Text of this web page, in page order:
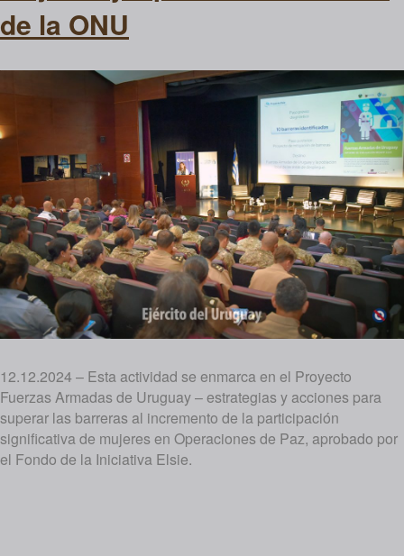
de la ONU
12.12.2024 – Esta actividad se enmarca en el Proyecto
Fuerzas Armadas de Uruguay – estrategias y acciones para
superar las barreras al incremento de la participación
significativa de mujeres en Operaciones de Paz, aprobado por
el Fondo de la Iniciativa Elsie.